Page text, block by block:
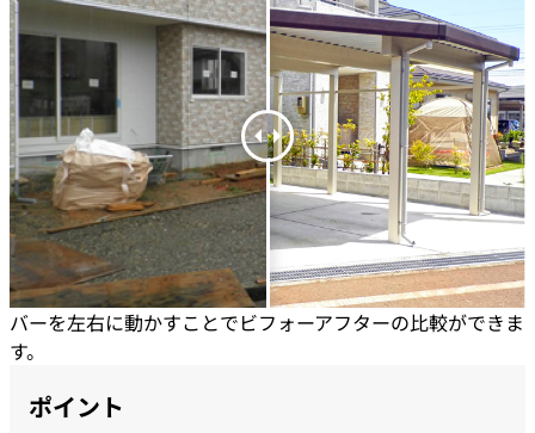
バーを左右に動かすことでビフォーアフターの比較ができま
す。
ポイント